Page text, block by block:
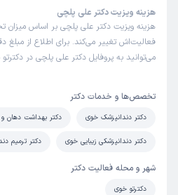
هزینه ویزیت دکتر علی پلچی
هزینه ویزیت دکتر علی پلچی بر اساس
فعالیت‌اش تغییر می‌کند. برای اطلاع از مبلغ
می‌توانید به پروفایل دکتر علی پلچی در
تخصص‌ها و خدمات دکتر
دکتر دندانپزشک خوی دکتر بهداشت دهان
دکتر دندانپزشکی زیبایی خوی دکتر ترمیم
شهر و محله فعالیت دکتر
دکترتو خوی